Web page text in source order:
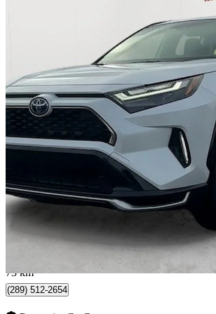
2024 Toyota RAV4 Prime
43 800 $
768 $/mois env.
73 km
(289) 512-2654